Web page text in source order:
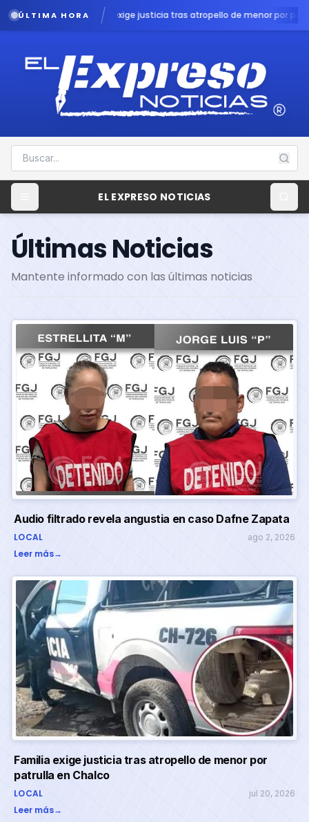
ÚLTIMA HORA
justicia tras atropello de menor por patrulla en Chalco Lluvias
EL EXPRESO NOTICIAS
Últimas Noticias
Mantente informado con las últimas noticias
Audio filtrado revela angustia en caso Dafne Zapata
LOCAL ago 2, 2026
Leer más→
Familia exige justicia tras atropello de menor por
patrulla en Chalco
LOCAL jul 20, 2026
Leer más→